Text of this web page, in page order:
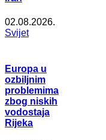
02.08.2026.
Svijet
Europa u
ozbiljnim
problemima
zbog niskih
vodostaja
Rijeka